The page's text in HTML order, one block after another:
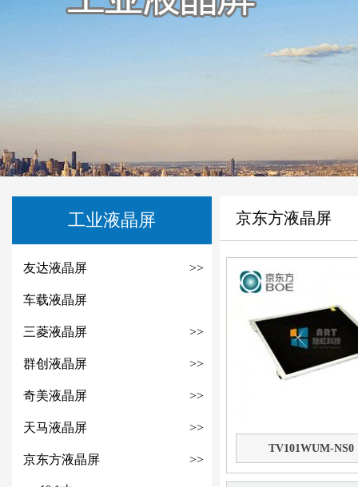
工业液晶屏
友达液晶屏 >>
车载液晶屏
三菱液晶屏 >>
群创液晶屏 >>
奇美液晶屏 >>
天马液晶屏 >>
京东方液晶屏 >>
京东方液晶屏
TV101WUM-NS0